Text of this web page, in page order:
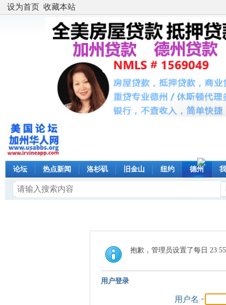
设为首页 收藏本站
论坛 热点新闻 洛杉矶 旧金山 纽约 德州
抱歉，管理员设置了每日
用户登录
用户名